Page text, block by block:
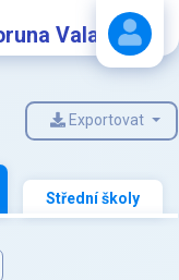
Valašska
návod
Exportovat
Střední školy